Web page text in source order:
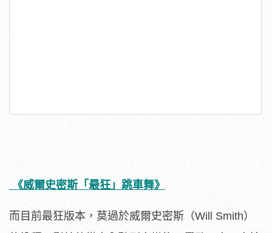
《威爾史密斯「最狂」跳車舞》
而目前最狂版本，莫過於威爾史密斯（Will Smith）